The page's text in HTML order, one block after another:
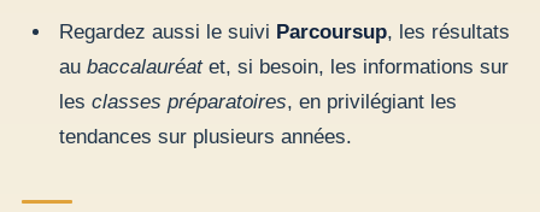
Regardez aussi le suivi Parcoursup, les résultats
au baccalauréatet, si besoin, les informations sur
les classes préparatoires, en privilégiant les
tendances sur plusieurs années.